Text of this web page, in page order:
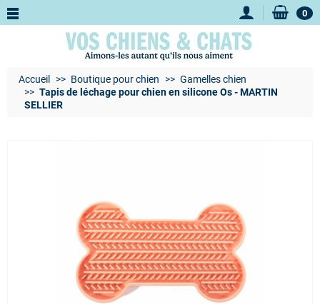
0
Accueil Boutique pour chien
Gamelles chien
Tapis de léchage pour chien en silicone Os - MARTIN
SELLIER